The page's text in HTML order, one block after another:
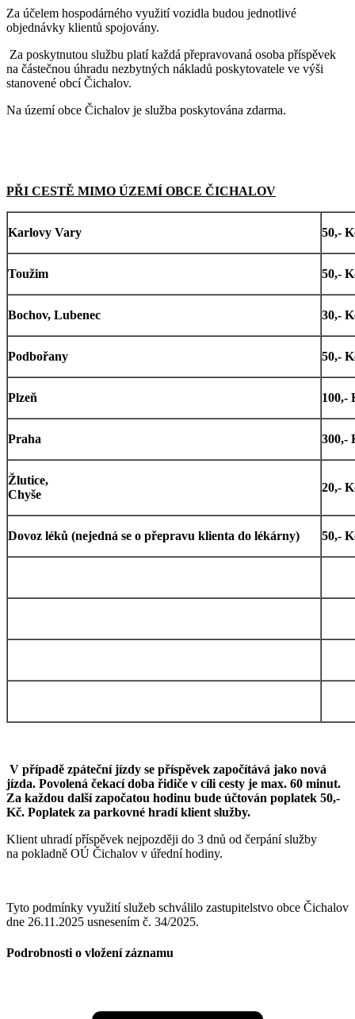
Za účelem hospodárného využití vozidla budou jednotlivé
objednávky klientů spojovány.
Za poskytnutou službu platí každá přepravovaná osoba příspěvek
na částečnou úhradu nezbytných nákladů poskytovatele ve výši
stanovené obcí Čichalov.
Na území obce Čichalov je služba poskytována zdarma.
PŘI CESTĚ MIMO ÚZEMÍ OBCE ČICHALOV
Karlovy Vary 50,-
Toužim 50,-
Bochov, Lubenec 30,-
Podbořany 50,-
Plzeň 100,-
Praha 300,-
Žlutice,
Chyše
20,-
Dovoz léků (nejedná se o přepravu klienta do lékárny) 50,-
V případě zpáteční jízdy se příspěvek započítává jako nová
jízda. Povolená čekací doba řidiče v cíli cesty je max. 60 minut.
Za každou další započatou hodinu bude účtován poplatek 50,-
Kč. Poplatek za parkovné hradí klient služby.
Klient uhradí příspěvek nejpozději do 3 dnů od čerpání služby
na pokladně OÚ Čichalov v úřední hodiny.
Tyto podmínky využití služeb schválilo zastupitelstvo obce Čichalov
dne 26.11.2025 usnesením č. 34/2025.
Podrobnosti o vložení záznamu